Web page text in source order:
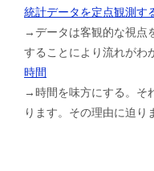
統計データを定点観測す
→データは客観的な視点
することにより流れがわ
時間
→時間を味方にする。そ
ります。その理由に迫り